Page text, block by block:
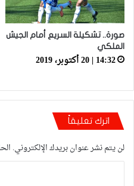
صورة.. تشكيلة السريع أمام الجيش
الملكي
14:32 | 20 أكتوبر، 2019
اترك تعليقاً
لن يتم نشر عنوان بريدك الإلكتروني.